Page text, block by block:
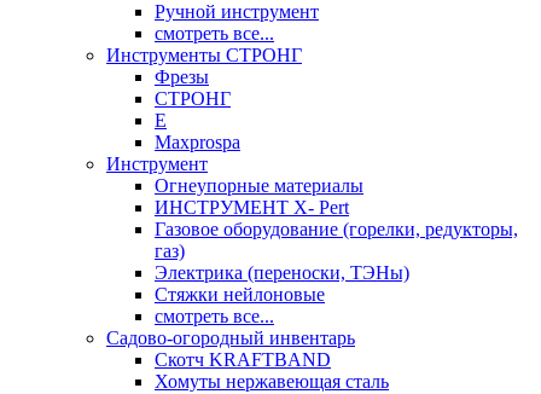
Ручной инструмент
смотреть все...
Инструменты СТРОНГ
Фрезы
СТРОНГ
Е
Maxprospa
Инструмент
Огнеупорные материалы
ИНСТРУМЕНТ X- Pert
Газовое оборудование (горелки, редукторы,
газ)
Электрика (переноски, ТЭНы)
Стяжки нейлоновые
смотреть все...
Садово-огородный инвентарь
Скотч KRAFTBAND
Хомуты нержавеющая сталь